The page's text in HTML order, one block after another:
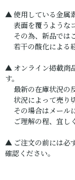
▲ 使用している金属
表面を覆うような
その為、新品では
若干の酸化による
▲ オンライン掲載商
す。
最新の在庫状況の
状況によって売り
その場合はメール
ご理解の程、宜し
▲ ご注文の前には必
確認ください。